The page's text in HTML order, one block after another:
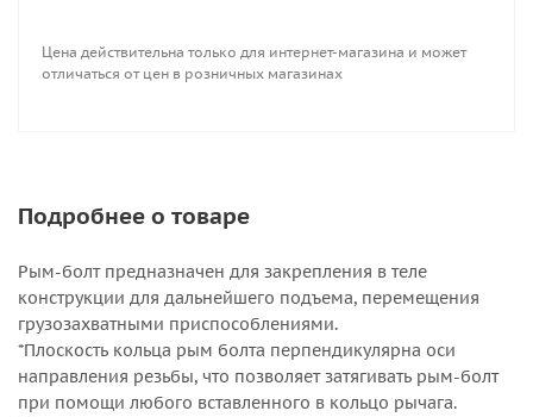
Цена действительна только для интернет-магазина и может
отличаться от цен в розничных магазинах
Подробнее о товаре
Рым-болт предназначен для закрепления в теле
конструкции для дальнейшего подъема, перемещения
грузозахватными приспособлениями.
*Плоскость кольца рым болта перпендикулярна оси
направления резьбы, что позволяет затягивать рым-болт
при помощи любого вставленного в кольцо рычага.